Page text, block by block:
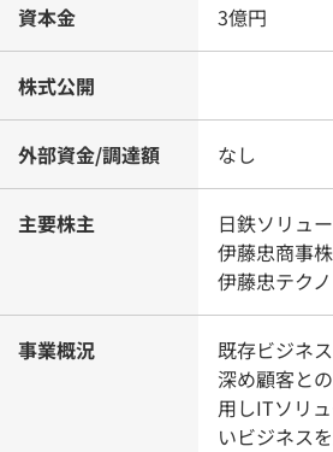
資本金 3億円
株式公開
外部資金/調達額 なし
主要株主
日鉄ソリュ
伊藤忠商事
伊藤忠テク
事業概況
既存ビジネ
深め顧客と
用しITソリ
いビジネス